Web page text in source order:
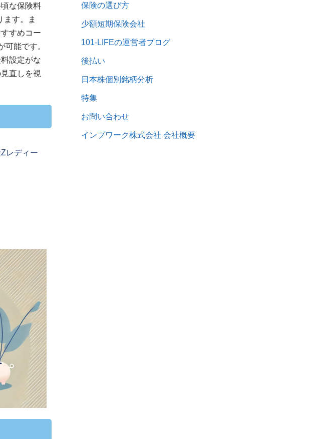
な保険料
ます。ま
すめコー
能です。
設定がな
直しを視
レディー
保険の選び方
少額短期保険会社
101-LIFEの運営者ブログ
後払い
日本株個別銘柄分析
特集
お問い合わせ
インプワーク株式会社 会社概要